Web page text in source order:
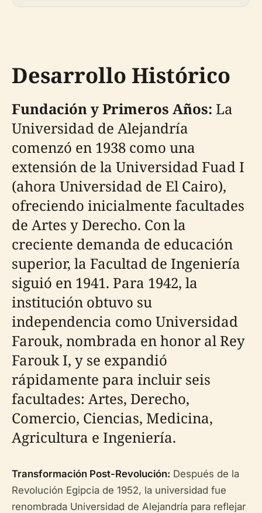
Desarrollo Histórico
Fundación y Primeros Años: La
Universidad de Alejandría
comenzó en 1938 como una
extensión de la Universidad Fuad I
(ahora Universidad de El Cairo),
ofreciendo inicialmente facultades
de Artes y Derecho. Con la
creciente demanda de educación
superior, la Facultad de Ingeniería
siguió en 1941. Para 1942, la
institución obtuvo su
independencia como Universidad
Farouk, nombrada en honor al Rey
Farouk I, y se expandió
rápidamente para incluir seis
facultades: Artes, Derecho,
Comercio, Ciencias, Medicina,
Agricultura e Ingeniería.
Transformación Post-Revolución: Después de la
Revolución Egipcia de 1952, la universidad fue
renombrada Universidad de Alejandría para reflejar